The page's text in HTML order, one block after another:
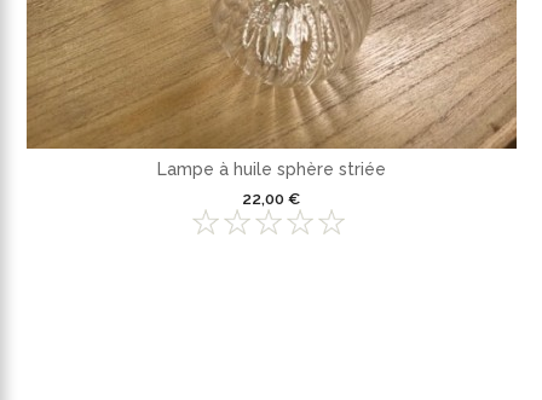
Lampe à huile sphère striée
22,00 €